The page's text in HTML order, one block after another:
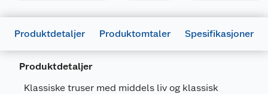
Produktdetaljer Produktomtaler Spesifikasjoner
Produktdetaljer
Klassiske truser med middels liv og klassisk